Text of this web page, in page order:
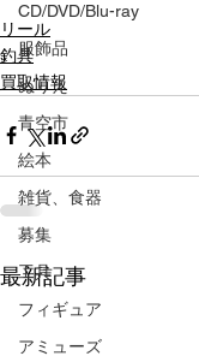
CD/DVD/Blu-ray
服飾品
ぬりえ
青空市
絵本
雑貨、食器
募集
工具
フィギュア
アミューズ
リール
釣具
買取情報
最新記事